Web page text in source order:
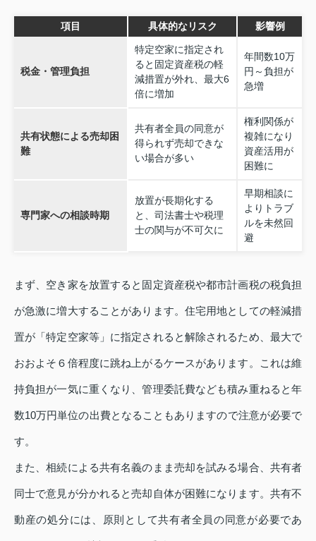
項目 具体的なリスク 影響例
税金・管理負担
特定空家に指定され
ると固定資産税の軽
減措置が外れ、最大6
倍に増加
年間数10万
円～負担が
急増
共有状態による売却困
難
共有者全員の同意が
得られず売却できな
い場合が多い
権利関係が
複雑になり
資産活用が
困難に
専門家への相談時期
放置が長期化する
と、司法書士や税理
士の関与が不可欠に
早期相談に
よりトラブ
ルを未然回
避
まず、空き家を放置すると固定資産税や都市計画税の税負担
が急激に増大することがあります。住宅用地としての軽減措
置が「特定空家等」に指定されると解除されるため、最大で
おおよそ６倍程度に跳ね上がるケースがあります。これは維
持負担が一気に重くなり、管理委託費なども積み重ねると年
数10万円単位の出費となることもありますので注意が必要で
す。
また、相続による共有名義のまま売却を試みる場合、共有者
同士で意見が分かれると売却自体が困難になります。共有不
動産の処分には、原則として共有者全員の同意が必要であ